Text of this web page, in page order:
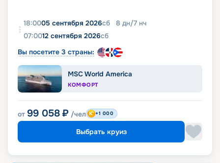
18:0005 сентября 2026сб 8 дн/7 нч
07:0012 сентября 2026сб
Вы посетите 3 страны:
MSC World America
КОМФОРТ
от 99 058 ₽ /чел +1 000
Выбрать круиз